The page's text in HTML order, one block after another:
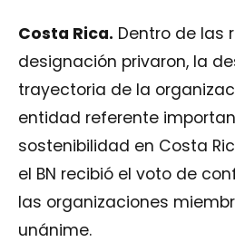
Costa Rica. Dentro de las
designación privaron, la
trayectoria de la
entidad referente
sostenibilidad en Costa
el BN recibió el voto de
las organizaciones
unánime.